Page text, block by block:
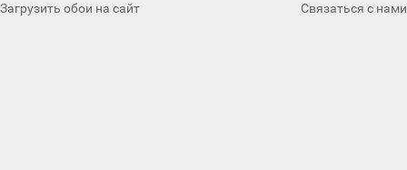
Загрузить обои на сайт Связаться с нами